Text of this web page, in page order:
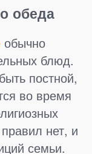
обеда
обычно
блюд.
постной,
во время
нет, и
семьи.